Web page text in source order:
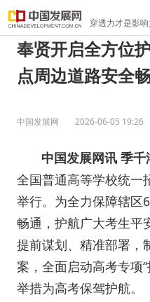
穿透力才是影响
奉贤开启全方位
点周边道路安全
中国发展网 2026-06-05 19:26
中国发展网讯 季
全国普通高等学校统一
举行。为全力保障辖区
畅通，护航广大考生平
提前谋划、精准部署，
案，全面启动高考专项
举措为高考保驾护航。